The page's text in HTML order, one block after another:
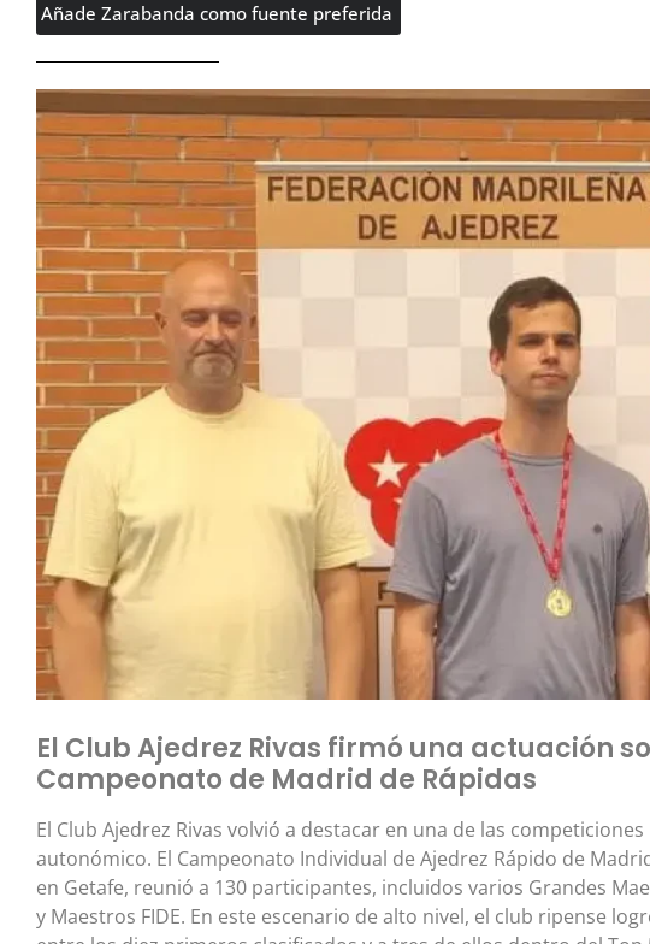
Añade Zarabanda como fuente preferida
El Club Ajedrez Rivas firmó una actuación
Campeonato de Madrid de Rápidas
El Club Ajedrez Rivas volvió a destacar en una de las
autonómico. El Campeonato Individual de Ajedrez Rápido de
en Getafe, reunió a 130 participantes, incluidos varios Grandes
y Maestros FIDE. En este escenario de alto nivel, el club ripense